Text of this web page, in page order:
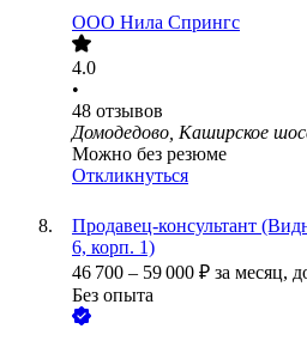
ООО Нила Спрингс
4.0
•
48 отзывов
Домодедово, Каширское
Можно без резюме
Откликнуться
Продавец-консультант
6, корп. 1)
46 700 – 59 000 ₽ за месяц,
Без опыта